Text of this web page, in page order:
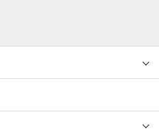
レディース